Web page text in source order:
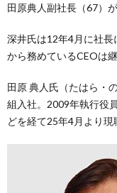
田原典人副社長（67）
深井氏は12年4月に社
から務めているCEOは継
田原 典人氏（たはら・
組入社。2009年執行役
どを経て25年4月より現